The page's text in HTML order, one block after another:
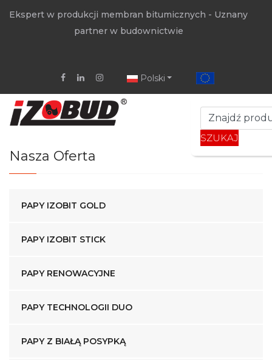
Ekspert w produkcji membran bitumicznych - Uznany
partner w budownictwie
Polski
Nasza Oferta
PAPY IZOBIT GOLD
PAPY IZOBIT STICK
PAPY RENOWACYJNE
PAPY TECHNOLOGII DUO
PAPY Z BIAŁĄ POSYPKĄ
SZUKAJ